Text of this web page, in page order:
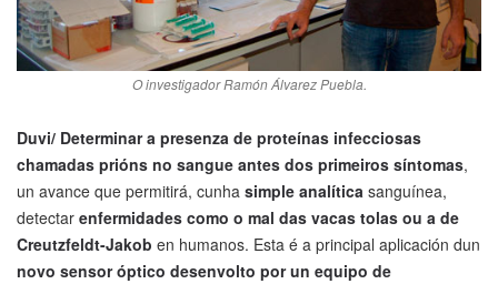
O investigador Ramón Álvarez Puebla.
Duvi/ Determinar a presenza de proteínas infecciosas
chamadas prións no sangue antes dos primeiros síntomas,
un avance que permitirá, cunha simple analítica sanguínea,
detectar enfermidades como o mal das vacas tolas ou a de
Creutzfeldt-Jakob en humanos. Esta é a principal aplicación dun
novo sensor óptico desenvolto por un equipo de